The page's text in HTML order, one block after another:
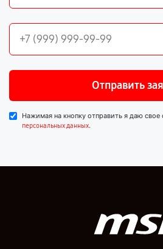
Отправить
Нажимая на кнопку отправить я даю свое
персональных данных.